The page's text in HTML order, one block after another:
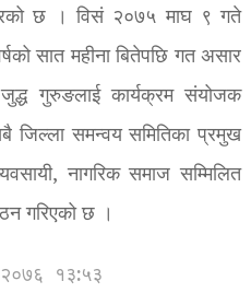
छ । विसं २०७५ माघ ९ गते
सात महीना बितेपछि गत असार
गुरुङलाई कार्यक्रम संयोजक
जिल्ला समन्वय समितिका प्रमुख
नागरिक समाज सम्मिलित
गरिएको छ ।
१३:५३